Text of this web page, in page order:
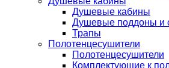
Душевые кабины
Душевые поддоны и
Трапы
Полотенцесушители
Полотенцесушители
Комплектующие к